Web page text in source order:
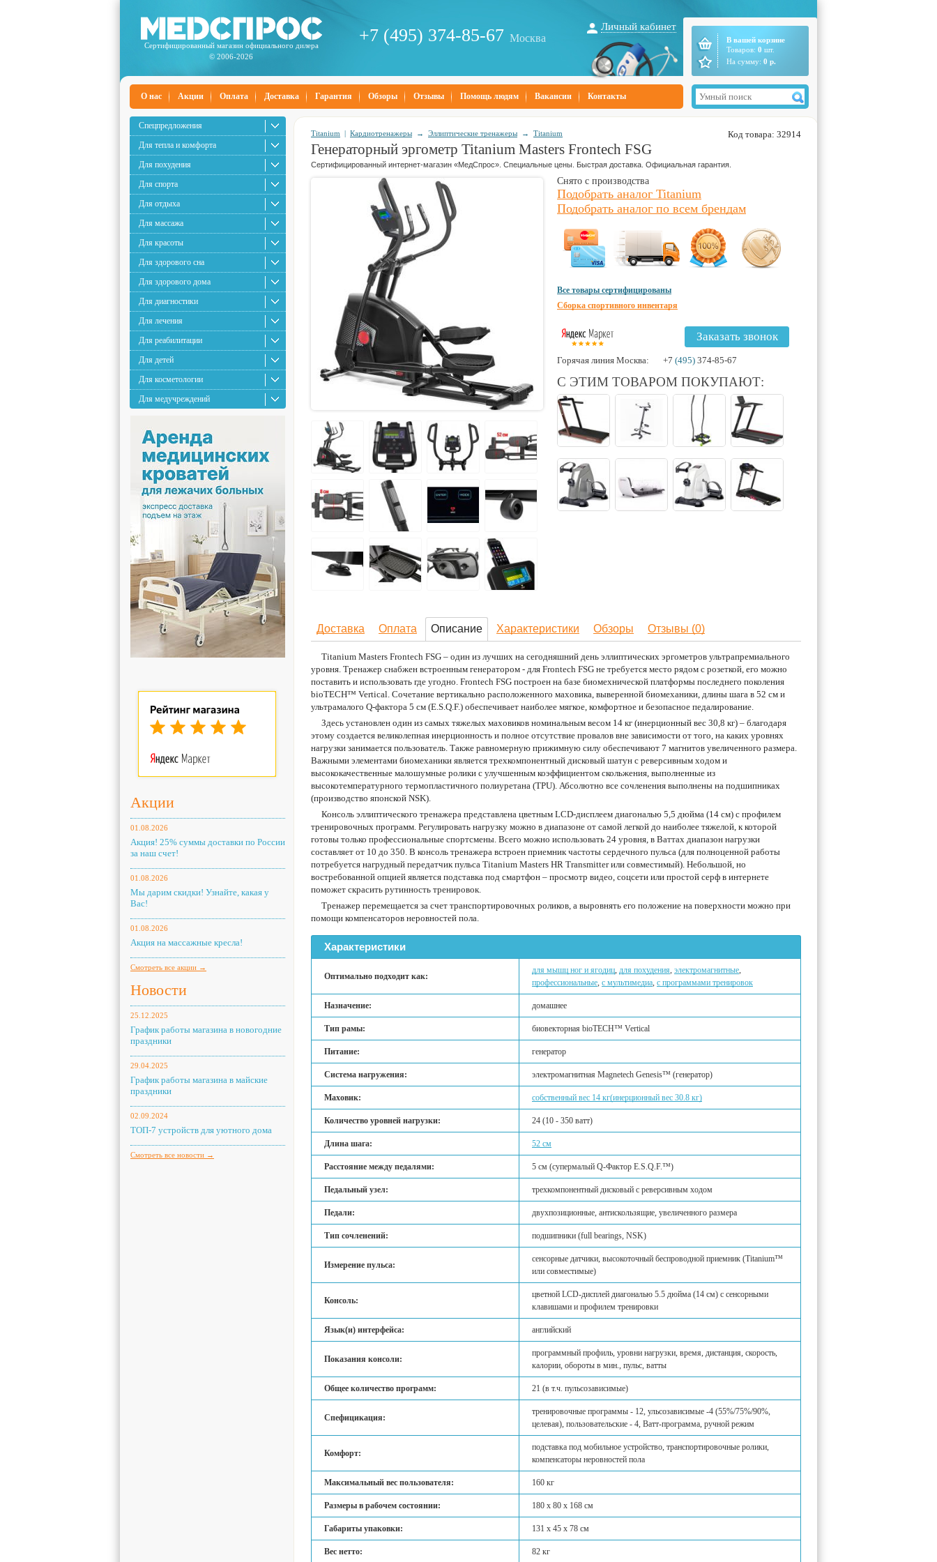
Сертифицированный магазин официального дилера
© 2006-2026
+7 (495) 374-85-67 Москва
Личный кабинет
В вашей корзине
Товаров: 0 шт.
На сумму: 0 р.
О нас Акции Оплата Доставка Гарантия Обзоры Отзывы Помощь людям Вакансии Контакты
Спецпредложения
Для тепла и комфорта
Для похудения
Для спорта
Для отдыха
Для массажа
Для красоты
Для здорового сна
Для здорового дома
Для диагностики
Для лечения
Для реабилитации
Для детей
Для косметологии
Для медучреждений
Акции
01.08.2026
Акция! 25% суммы доставки по России
за наш счет!
01.08.2026
Мы дарим скидки! Узнайте, какая у
Вас!
01.08.2026
Акция на массажные кресла!
Смотреть все акции →
Новости
25.12.2025
График работы магазина в новогодние
праздники
29.04.2025
График работы магазина в майские
праздники
02.09.2024
ТОП-7 устройств для уютного дома
Смотреть все новости →
Код товара: 32914
Titanium | Кардиотренажеры → Эллиптические тренажеры → Titanium
Генераторный эргометр Titanium Masters Frontech FSG
Сертифицированный интернет-магазин «МедСпрос». Специальные цены. Быстрая доставка. Официальная гарантия.
Снято с производства
Подобрать аналог Titanium
Подобрать аналог по всем брендам
Все товары сертифицированы
Сборка спортивного инвентаря
Заказать звонок
Горячая линия Москва: +7 (495) 374-85-67
С ЭТИМ ТОВАРОМ ПОКУПАЮТ:
Доставка Оплата Описание Характеристики Обзоры Отзывы (0)
Titanium Masters Frontech FSG – один из лучших на сегодняшний день эллиптических эргометров ультрапремиального
уровня. Тренажер снабжен встроенным генератором - для Frontech FSG не требуется место рядом с розеткой, его можно
поставить и использовать где угодно. Frontech FSG построен на базе биомехнической платформы последнего поколения
bioTECH™ Vertical. Сочетание вертикально расположенного маховика, выверенной биомеханики, длины шага в 52 см и
ультрамалого Q-фактора 5 см (E.S.Q.F.) обеспечивает наиболее мягкое, комфортное и безопасное педалирование.
Здесь установлен один из самых тяжелых маховиков номинальным весом 14 кг (инерционный вес 30,8 кг) – благодаря
этому создается великолепная инерционность и полное отсутствие провалов вне зависимости от того, на каких уровнях
нагрузки занимается пользователь. Также равномерную прижимную силу обеспечивают 7 магнитов увеличенного размера.
Важными элементами биомеханики является трехкомпонентный дисковый шатун с реверсивным ходом и
высококачественные малошумные ролики с улучшенным коэффициентом скольжения, выполненные из
высокотемпературного термопластичного полиуретана (TPU). Абсолютно все сочленения выполнены на подшипниках
(производство японской NSK).
Консоль эллиптического тренажера представлена цветным LCD-дисплеем диагональю 5,5 дюйма (14 см) с профилем
тренировочных программ. Регулировать нагрузку можно в диапазоне от самой легкой до наиболее тяжелой, к которой
готовы только профессиональные спортсмены. Всего можно использовать 24 уровня, в Ваттах диапазон нагрузки
составляет от 10 до 350. В консоль тренажера встроен приемник частоты сердечного пульса (для полноценной работы
потребуется нагрудный передатчик пульса Titanium Masters HR Transmitter или совместимый). Небольшой, но
востребованной опцией является подставка под смартфон – просмотр видео, соцсети или простой серф в интернете
поможет скрасить рутинность тренировок.
Тренажер перемещается за счет транспортировочных роликов, а выровнять его положение на поверхности можно при
помощи компенсаторов неровностей пола.
Характеристики
Оптимально подходит как:
для мышц ног и ягодиц, для похудения, электромагнитные,
профессиональные, с мультимедиа, с программами тренировок
Назначение: домашнее
Тип рамы: биовекторная bioTECH™ Vertical
Питание: генератор
Система нагружения: электромагнитная Magnetech Genesis™ (генератор)
Маховик: собственный вес 14 кг(инерционный вес 30.8 кг)
Количество уровней нагрузки: 24 (10 - 350 ватт)
Длина шага: 52 см
Расстояние между педалями: 5 см (супермалый Q-Фактор E.S.Q.F.™)
Педальный узел: трехкомпонентный дисковый с реверсивным ходом
Педали: двухпозиционные, антискользящие, увеличенного размера
Тип сочленений: подшипники (full bearings, NSK)
Измерение пульса:
сенсорные датчики, высокоточный беcпроводной приемник (Titanium™
или совместимые)
Консоль:
цветной LCD-дисплей диагональю 5.5 дюйма (14 см) с сенсорными
клавишами и профилем тренировки
Язык(и) интерфейса: английский
Показания консоли:
программный профиль, уровни нагрузки, время, дистанция, скорость,
калории, обороты в мин., пульс, ватты
Общее количество программ: 21 (в т.ч. пульсозависимые)
Спефицикация:
тренировочные программы - 12, ульсозависимые -4 (55%/75%/90%,
целевая), пользовательские - 4, Ватт-программа, ручной режим
Комфорт:
подставка под мобильное устройство, транспортировочные ролики,
компенсаторы неровностей пола
Максимальный вес пользователя: 160 кг
Размеры в рабочем состоянии: 180 х 80 х 168 см
Габариты упаковки: 131 х 45 х 78 см
Вес нетто: 82 кг